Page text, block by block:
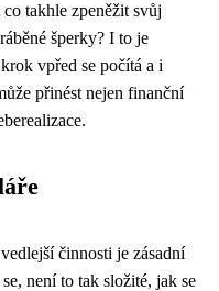
takhle zpeněžit svůj
šperky? I to je
vpřed se počítá a i
přinést nejen finanční
činnosti je zásadní
není to tak složité, jak se